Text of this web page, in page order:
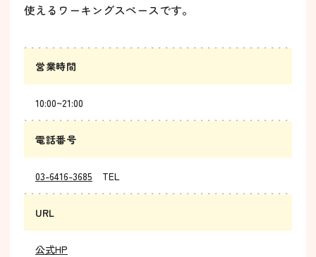
使えるワーキングスペースです。
営業時間
10:00~21:00
電話番号
03-6416-3685 TEL
URL
公式HP